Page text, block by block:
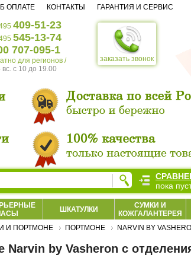
заказать звонок
409-51-23
545-13-74
707-095-1
для регионов /
вс. c 10 до 19.00
ОПЛАТЕ КОНТАКТЫ ГАРАНТИЯ И СЕРВИС
ШКАТУЛКИ
СУМКИ И
КОЖГАЛАНТЕРЕЯ
И ПОРТМОНЕ ПОРТМОНЕ NARVIN BY
Narvin by Vasheron с
пока